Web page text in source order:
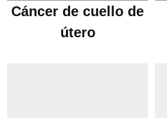
Cáncer de cuello de
útero